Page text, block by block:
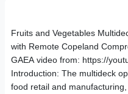
Fruits and Vegetables
with Remote Copeland
GAEA video from: https://
Introduction: The multideck
food retail and